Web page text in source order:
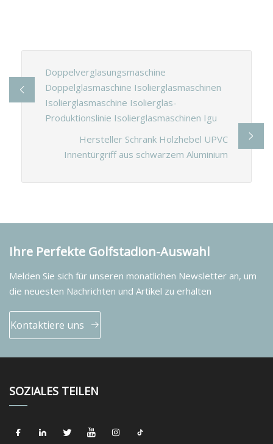
Doppelverglasungsmaschine
Doppelglasmaschine Isolierglasmaschinen
Isolierglasmaschine Isolierglas-
Produktionslinie Isolierglasmaschinen Igu
Hersteller Schrank Holzhebel UPVC
Innentürgriff aus schwarzem Aluminium
Ihre Perfekte Golfstadion-Auswahl
Melden Sie sich für unseren monatlichen Newsletter an, um
die neuesten Nachrichten und Artikel zu erhalten
Kontaktiere uns
SOZIALES TEILEN